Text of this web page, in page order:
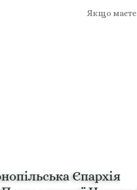
Якщо маєте